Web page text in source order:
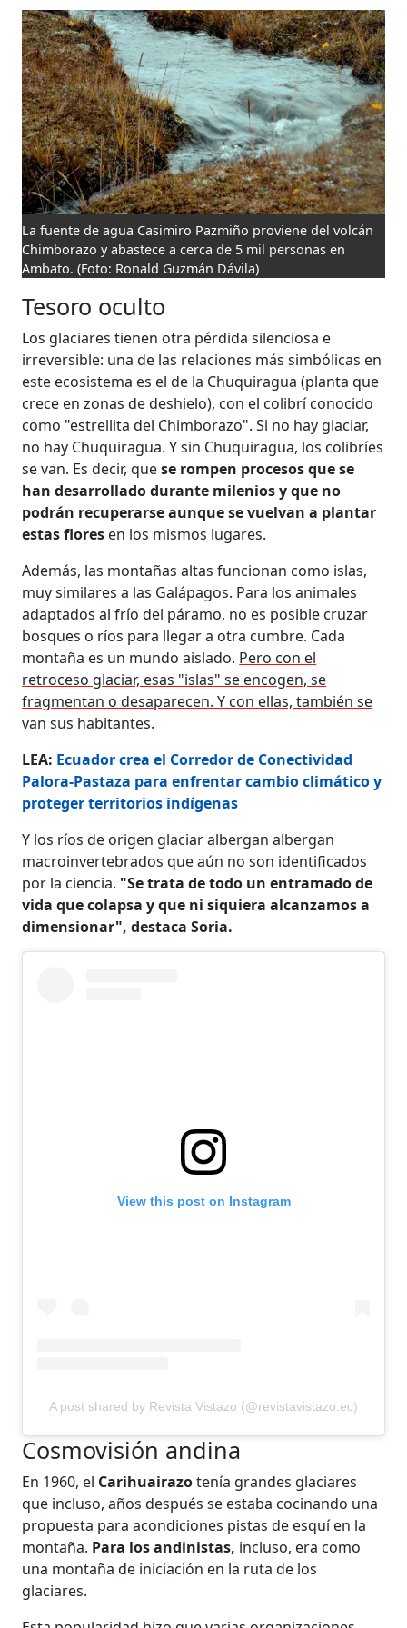
La fuente de agua Casimiro Pazmiño proviene del volcán
Chimborazo y abastece a cerca de 5 mil personas en
Ambato. (Foto: Ronald Guzmán Dávila)
Tesoro oculto
Los glaciares tienen otra pérdida silenciosa e
irreversible: una de las relaciones más simbólicas en
este ecosistema es el de la Chuquiragua (planta que
crece en zonas de deshielo), con el colibrí conocido
como "estrellita del Chimborazo". Si no hay glaciar,
no hay Chuquiragua. Y sin Chuquiragua, los colibríes
se van. Es decir, quese rompen procesos que se
han desarrollado durante milenios y que no
podrán recuperarse aunque se vuelvan a plantar
estas flores en los mismos lugares.
Además, las montañas altas funcionan como islas,
muy similares a las Galápagos. Para los animales
adaptados al frío del páramo, no es posible cruzar
bosques o ríos para llegar a otra cumbre. Cada
montaña es un mundo aislado. Pero con el
retroceso glaciar, esas "islas" se encogen, se
fragmentan o desaparecen. Y con ellas, también se
van sus habitantes.
LEA: Ecuador crea el Corredor de Conectividad
Palora-Pastaza para enfrentar cambio climático y
proteger territorios indígenas
Y los ríos de origen glaciar albergan albergan
macroinvertebrados que aún no son identificados
por la ciencia. "Se trata de todo un entramado de
vida que colapsa y que ni siquiera alcanzamos a
dimensionar", destaca Soria.
View this post on Instagram
A post shared by Revista Vistazo (@revistavistazo.ec)
Cosmovisión andina
En 1960, el Carihuairazotenía grandes glaciares
que incluso, años después se estaba cocinando una
propuesta para acondiciones pistas de esquí en la
montaña. Para los andinistas, incluso, era como
una montaña de iniciación en la ruta de los
glaciares.